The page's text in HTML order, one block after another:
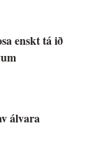
enskt tá ið
álvara